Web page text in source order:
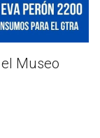
Museo